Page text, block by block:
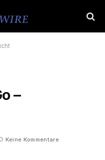
–
Keine Kommentare